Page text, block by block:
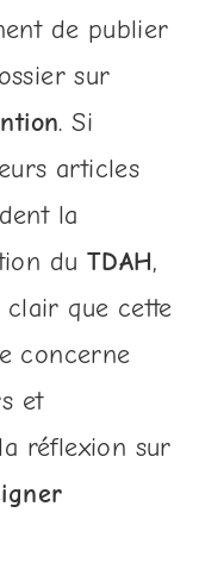
de publier
sur
. Si
articles
la
du TDAH,
clair que cette
concerne
et
réflexion sur